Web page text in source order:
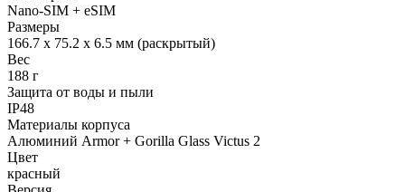
Nano-SIM + eSIM
Размеры
166.7 x 75.2 x 6.5 мм (раскрытый)
Вес
188 г
Защита от воды и пыли
IP48
Материалы корпуса
Алюминий Armor + Gorilla Glass Victus 2
Цвет
красный